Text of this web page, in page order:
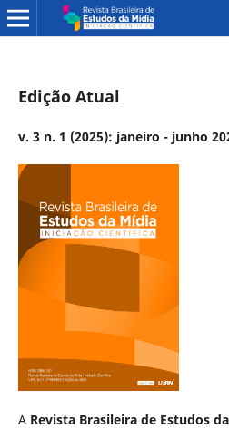
Edição Atual
v. 3 n. 1 (2025): janeiro - junho
A Revista Brasileira de Estudos